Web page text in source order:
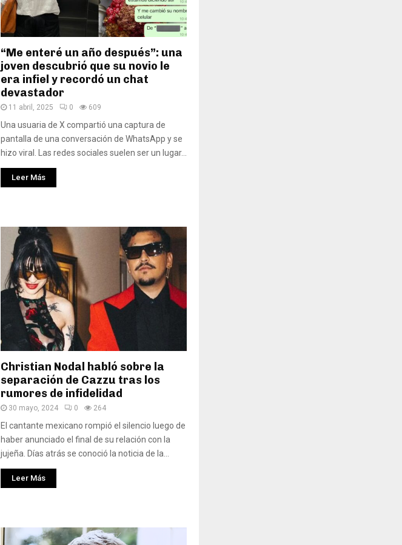
“Me enteré un año después”: una
joven descubrió que su novio le
era infiel y recordó un chat
devastador
11 abril, 2025 0 609
Una usuaria de X compartió una captura de
pantalla de una conversación de WhatsApp y se
hizo viral. Las redes sociales suelen ser un lugar...
Leer Más
Christian Nodal habló sobre la
separación de Cazzu tras los
rumores de infidelidad
30 mayo, 2024 0 264
El cantante mexicano rompió el silencio luego de
haber anunciado el final de su relación con la
jujeña. Días atrás se conoció la noticia de la...
Leer Más